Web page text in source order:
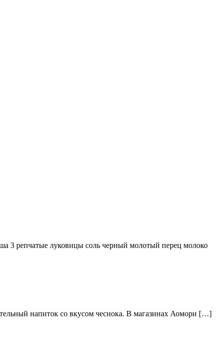
3 репчатые луковицы соль черный молотый перец молоко
напиток со вкусом чеснока. В магазинах Аомори […]